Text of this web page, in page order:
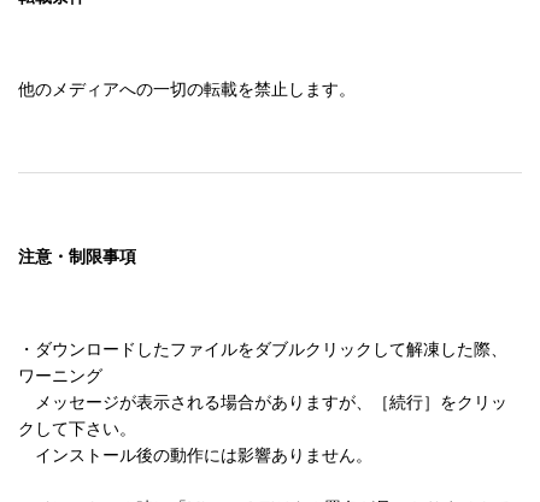
他のメディアへの一切の転載を禁止します。
注意・制限事項
・ダウンロードしたファイルをダブルクリックして解凍した際、
ワーニング
メッセージが表示される場合がありますが、［続行］をクリッ
クして下さい。
インストール後の動作には影響ありません。